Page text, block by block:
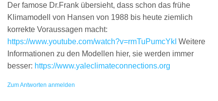
Der famose Dr.Frank übersieht, dass schon das frühe
Klimamodell von Hansen von 1988 bis heute ziemlich
korrekte Voraussagen macht:
https://www.youtube.com/watch?v=rmTuPumcYkI Weitere
Informationen zu den Modellen hier, sie werden immer
besser: https://www.yaleclimateconnections.org
Zum Antworten anmelden